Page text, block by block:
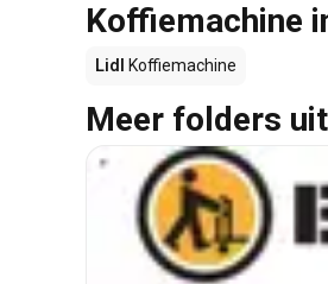
Koffiemachine
Lidl Koffiemachine
Meer folders